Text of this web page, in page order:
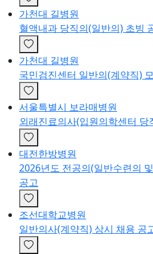
가천대 길병원
혈액내과 당직의(일반의) 초빙
가천대 길병원
국민검진센터 일반의(계약직)
서울특별시 보라매병원
외래진료의사(입원의학센터 당
대전한방병원
2026년도 전공의(일반수련의
공고
조선대학교병원
일반의사(계약직) 상시 채용 공